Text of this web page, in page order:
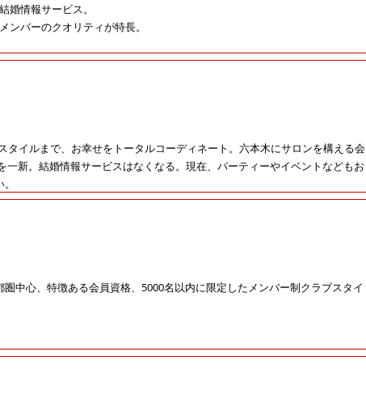
婚情報サービス。
バーのクオリティが特長。
イルまで、お幸せをトータルコーディネート。六本木にサロンを構える会
新。結婚情報サービスはなくなる。現在、パーティーやイベントなどもお
中心、特徴ある会員資格、5000名以内に限定したメンバー制クラブスタイ